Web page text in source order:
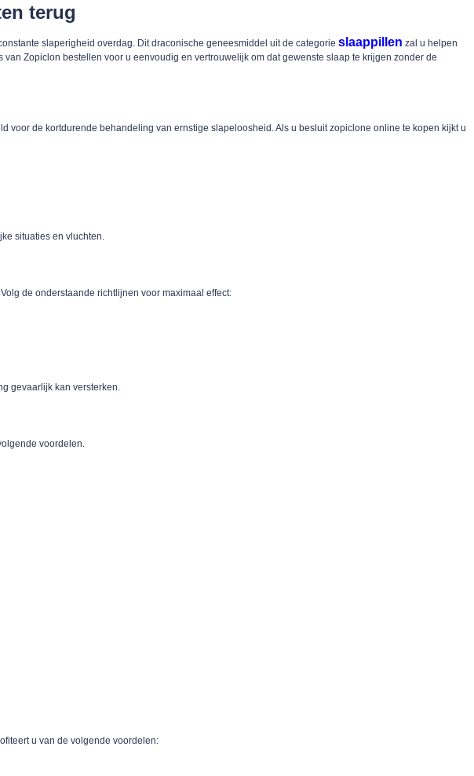
terug
slaperigheid overdag. Dit draconische geneesmiddel uit de categorie slaappillen zal u helpen
Zopiclon bestellen voor u eenvoudig en vertrouwelijk om dat gewenste slaap te krijgen zonder de
voor de kortdurende behandeling van ernstige slapeloosheid. Als u besluit zopiclone online te kopen kijkt u
situaties en vluchten.
de onderstaande richtlijnen voor maximaal effect:
gevaarlijk kan versterken.
voordelen.
u van de volgende voordelen: